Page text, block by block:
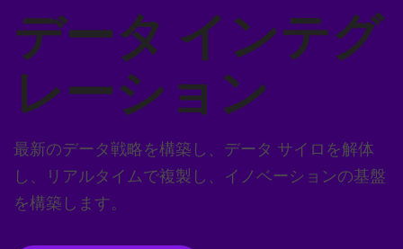
データ インテグ
レーション
最新のデータ戦略を構築し、データ サイロを解体
し、リアルタイムで複製し、イノベーションの基盤
を構築します。